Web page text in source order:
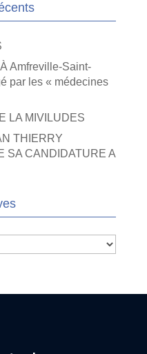
Amfreville-Saint-
par les « médecines
LA MIVILUDES
THIERRY
SA CANDIDATURE A